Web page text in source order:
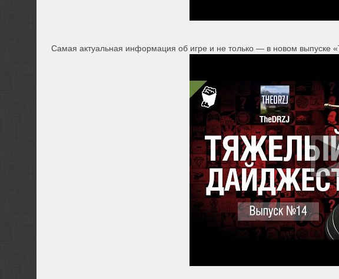
Самая актуальная информация об игре и не только — в новом выпуске